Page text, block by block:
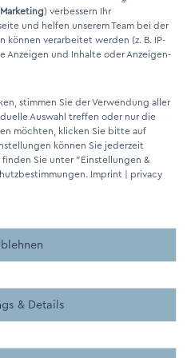
Design und Entwicklung aus
Made by BergMedia©
) verbessern Ihr
und helfen unserem Team bei der
können verarbeitet werden (z. B. IP-
Anzeigen und Inhalte oder Anzeigen-
stimmen Sie der Verwendung aller
Auswahl treffen oder nur die
möchten, klicken Sie bitte auf
können Sie jederzeit
finden Sie unter "Einstellungen &
Imprint | privacy
& Details